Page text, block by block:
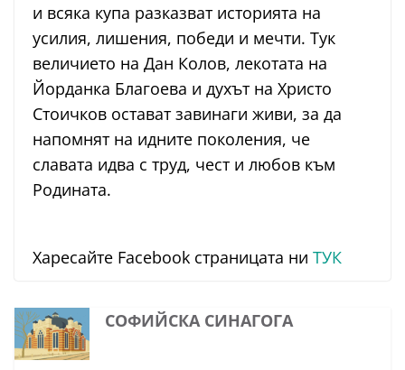
и всяка купа разказват историята на
усилия, лишения, победи и мечти. Тук
величието на Дан Колов, лекотата на
Йорданка Благоева и духът на Христо
Стоичков остават завинаги живи, за да
напомнят на идните поколения, че
славата идва с труд, чест и любов към
Родината.
Харесайте Facebook страницата ни ТУК
СОФИЙСКА СИНАГОГА